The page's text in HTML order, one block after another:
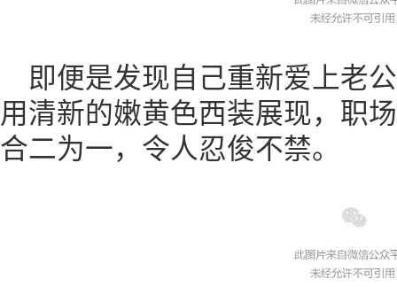
即便是发现自己重新爱上老
用清新的嫩黄色西装展现，职
合二为一，令人忍俊不禁。